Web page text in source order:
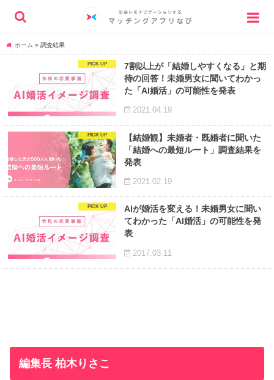
ホーム » 調査結果
7割以上が「結婚しやすくなる」と期
待の回答！未婚男女に聞いてわかっ
た「AI婚活」の可能性を発表
2021.04.19
【結婚観】未婚者・既婚者に聞いた
「結婚への最短ルート」調査結果を
発表
2021.02.19
AIが婚活を変える！未婚男女に聞い
てわかった「AI婚活」の可能性を発
表
2017.03.11
編集長 柏木りさこ